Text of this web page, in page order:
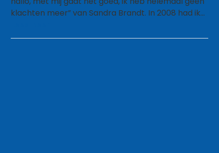
klachten meer” van Sandra Brandt. In 2008 had ik…